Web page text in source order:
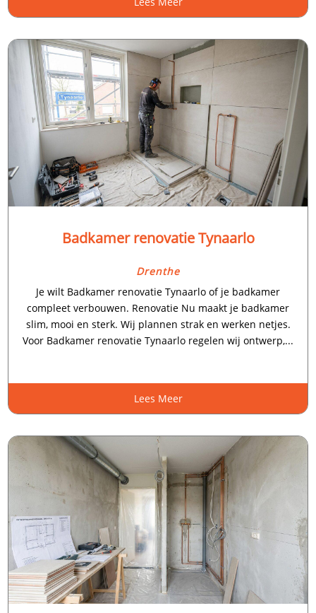
Badkamer renovatie Tynaarlo
Drenthe
Je wilt Badkamer renovatie Tynaarlo of je badkamer
compleet verbouwen. Renovatie Nu maakt je badkamer
slim, mooi en sterk. Wij plannen strak en werken netjes.
Voor Badkamer renovatie Tynaarlo regelen wij ontwerp,...
Lees Meer